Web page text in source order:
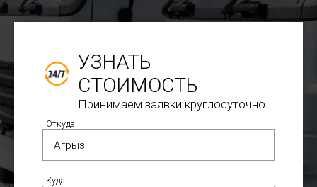
УЗНАТЬ
СТОИМОСТЬ
Принимаем заявки круглосуточно
Откуда
Куда